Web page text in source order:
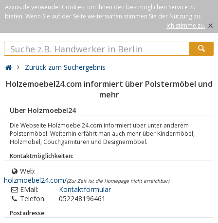
Axxus.de verwendet Cookies, um Ihnen den bestmöglichen Service zu
bieten. Wenn Sie auf der Seite weitersurfen stimmen Sie der Nutzung zu.
Ich stimme zu. ×
Zurück zum Suchergebnis
Holzemoebel24.com informiert über Polstermöbel und
mehr
Über Holzmoebel24
Die Webseite Holzmoebel24.com informiert über unter anderem
Polstermöbel. Weiterhin erfährt man auch mehr über Kindermöbel,
Holzmöbel, Couchgarnituren und Designermöbel.
Kontaktmöglichkeiten:
Web:
holzmoebel24.com/(Zur Zeit ist die Homepage nicht erreichbar)
EMail:
Kontaktformular
Telefon:
052248196461
Postadresse: